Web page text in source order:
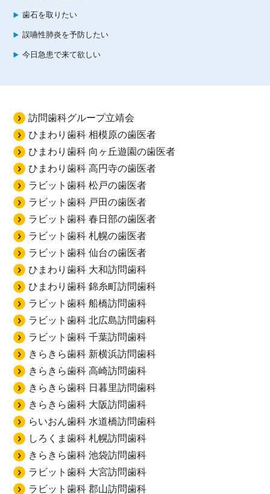
歯石を取りたい
誤嚥性肺炎を予防したい
今日急患で来て欲しい
訪問歯科グループ立靖会
ひまわり歯科 相模原の歯医者
ひまわり歯科 向ヶ丘遊園の歯医者
ひまわり歯科 高円寺の歯医者
ラビット歯科 松戸の歯医者
ラビット歯科 戸田の歯医者
ラビット歯科 春日部の歯医者
ラビット歯科 札幌の歯医者
ラビット歯科 仙台の歯医者
ひまわり歯科 大和訪問歯科
ひまわり歯科 錦糸町訪問歯科
ラビット歯科 船橋訪問歯科
ラビット歯科 北広島訪問歯科
ラビット歯科 千葉訪問歯科
きらきら歯科 新横浜訪問歯科
きらきら歯科 高崎訪問歯科
きらきら歯科 日暮里訪問歯科
きらきら歯科 大阪訪問歯科
らいおん歯科 水道橋訪問歯科
しろくま歯科 札幌訪問歯科
きらきら歯科 池袋訪問歯科
ラビット歯科 大宮訪問歯科
ラビット歯科 郡山訪問歯科